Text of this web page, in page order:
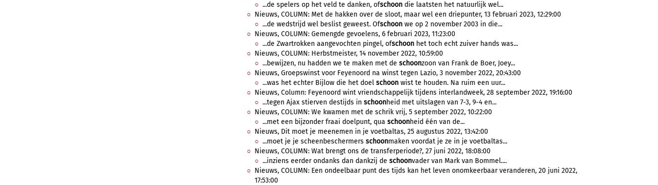
...de spelers op het veld te danken, ofschoon die laatsten het natuurlijk wel...
Nieuws, COLUMN: Met de hakken over de sloot, maar wel een driepunter, 13 februari 2023, 12:29:00
...de wedstrijd wel beslist geweest. Ofschoon we op 2 november 2003 in die...
Nieuws, COLUMN: Gemengde gevoelens, 6 februari 2023, 11:23:00
...de Zwartrokken aangevochten pingel, ofschoon het toch echt zuiver hands was...
Nieuws, COLUMN: Herbstmeister, 14 november 2022, 10:59:00
...bewijzen, nu hadden we te maken met de schoonzoon van Frank de Boer, Joey...
Nieuws, Groepswinst voor Feyenoord na winst tegen Lazio, 3 november 2022, 20:43:00
...was het echter Bijlow die het doel schoon wist te houden. Na ruim een uur...
Nieuws, Column: Feyenoord wint vriendschappelijk tijdens interlandweek, 28 september 2022, 19:16:00
...tegen Ajax stierven destijds in schoonheid met uitslagen van 7-3, 9-4 en...
Nieuws, COLUMN: We kwamen met de schrik vrij, 5 september 2022, 10:22:00
...met een bijzonder fraai doelpunt, qua schoonheid één van de...
Nieuws, Dit moet je meenemen in je voetbaltas, 25 augustus 2022, 13:42:00
...moet je je scheenbeschermers schoonmaken voordat je ze in je voetbaltas...
Nieuws, COLUMN: Wat brengt ons de transferperiode?, 27 juni 2022, 18:08:00
...inziens eerder ondanks dan dankzij de schoonvader van Mark van Bommel....
Nieuws, COLUMN: Een ondeelbaar punt des tijds kan het leven onomkeerbaar veranderen, 20 juni 2022,
17:53:00